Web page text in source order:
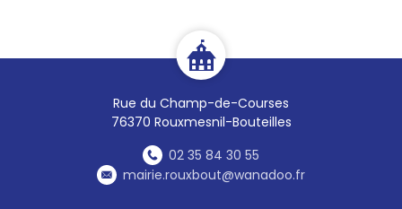
Rue du Champ-de-Courses
76370 Rouxmesnil-Bouteilles
02 35 84 30 55
mairie.rouxbout@wanadoo.fr
ne propose aucun produit ou
service à la vente.
· Toute intervention
d’Enedis nécessitant l’accès à
votre installation électrique
fait systématiquement l’objet
d’un rendez-vous préalable,